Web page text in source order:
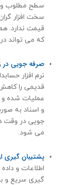
سطح مطلوب و
سخت افزار
قیمت ندارد.
که می تواند
صرفه جویی در
نرم افزار
قدیمی را
عملیات شده و
و اسناد به
جویی در وقت
می شود.
پشتیبان گیری
اطلاعات و
گیری سریع و